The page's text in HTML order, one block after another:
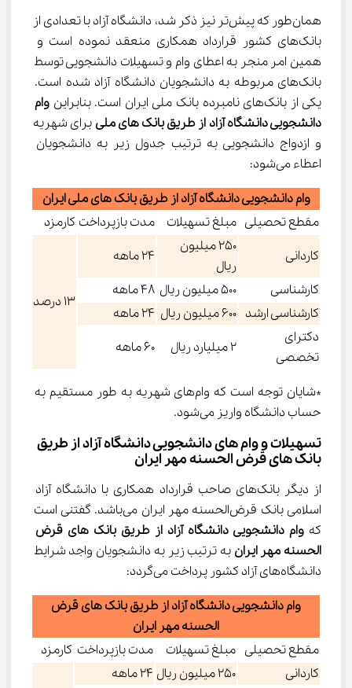
همان‌طور که پیش‌تر نیز ذکر شد، دانشگاه آزاد با تعدادی از
بانک‌های کشور قرارداد همکاری منعقد نموده است و
همین امر منجر به اعطای وام و تسهیلات دانشجویی توسط
بانک‌های مربوطه به دانشجویان دانشگاه آزاد شده است.
یکی از بانک‌های نامبرده بانک ملی ایران است. بنابراین
وام
دانشجویی دانشگاه آزاد از طریق بانک های ملی برای شهریه
و ازدواج دانشجویی به ترتیب جدول زیر به دانشجویان
اعطاء می‌شود:
وام دانشجویی دانشگاه آزاد از طریق بانک های ملی ایران
مقطع تحصیلی مبلغ تسهیلات مدت بازپرداخت کارمزد
کاردانی
250 میلیون
ريال
24 ماهه
13 درصد
کارشناسی 500 میلیون ريال
48 ماهه
کارشناسی ارشد 600 میلیون ريال
24 ماهه
دکترای
تخصصی
2 میلیارد ريال 60 ماهه
*شایان توجه است که وام‌های شهریه به طور مستقیم به
حساب دانشگاه واریز می‌شود.
تسهیلات و وام های دانشجویی دانشگاه آزاد از طریق
بانک های قرض الحسنه مهر ایران
از دیگر بانک‌های صاحب قرارداد همکاری با دانشگاه آزاد
اسلامی بانک قرض‌الحسنه مهر ایران می‌باشد. گفتنی است
که وام دانشجویی دانشگاه آزاد از طریق بانک های قرض
الحسنه مهر ایران به ترتیب زیر به دانشجویان واجد شرایط
دانشگاه‌های آزاد کشور پرداخت می‌گردد:
وام دانشجویی دانشگاه آزاد از طریق بانک های قرض
الحسنه مهر ایران
مقطع تحصیلی مبلغ تسهیلات مدت بازپرداخت کارمزد
کاردانی
250 میلیون ريال 24 ماهه